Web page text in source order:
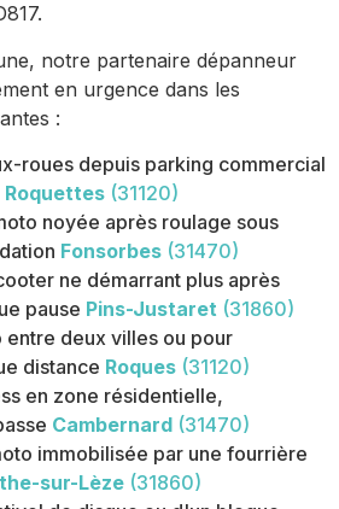
notre partenaire dépanneur
en urgence dans les
:
roues depuis parking commercial
Roquettes (31120)
noyée après roulage sous
Fonsorbes (31470)
ne démarrant plus après
pause Pins-Justaret (31860)
entre deux villes ou pour
distance Roques (31120)
en zone résidentielle,
Cambernard (31470)
immobilisée par une fourrière
sur-Lèze (31860)